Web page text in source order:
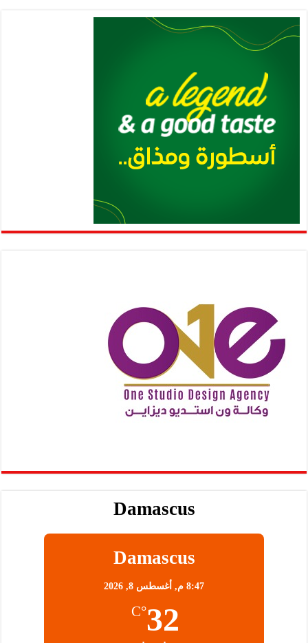
Damascus
Damascus
8:47 م, أغسطس 8, 2026
32
°C